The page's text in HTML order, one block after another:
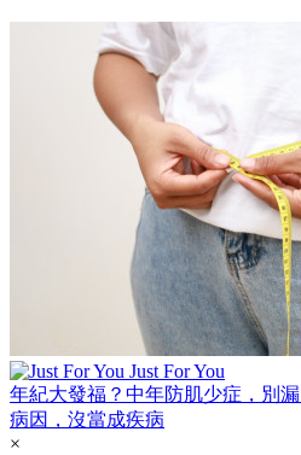
Just For You
年紀大發福？中年防肌少症，別
病因，沒當成疾病
×